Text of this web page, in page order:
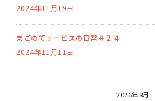
2024年11月19日
まごのてサービスの日常＃２４
2024年11月11日
2026年8月